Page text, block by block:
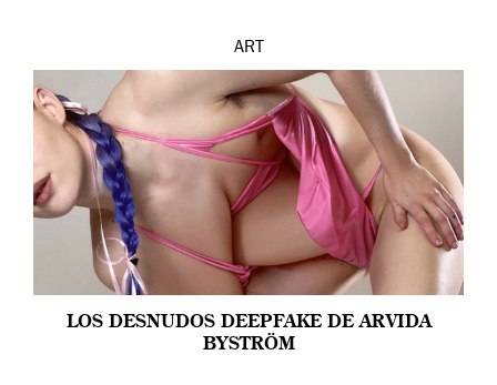
ART
LOS DESNUDOS DEEPFAKE DE ARVIDA
BYSTRÖM